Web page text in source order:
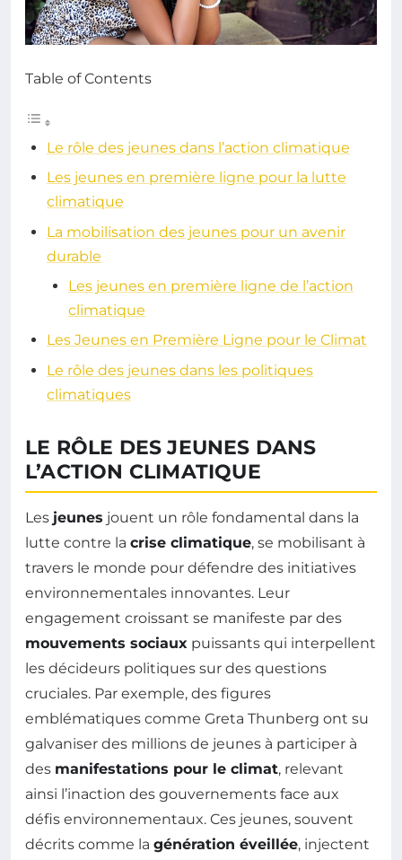
Table of Contents
Le rôle des jeunes dans l’action climatique
Les jeunes en première ligne pour la lutte
climatique
La mobilisation des jeunes pour un avenir
durable
Les jeunes en première ligne de l’action
climatique
Les Jeunes en Première Ligne pour le Climat
Le rôle des jeunes dans les politiques
climatiques
LE RÔLE DES JEUNES DANS
L’ACTION CLIMATIQUE
Les jeunes jouent un rôle fondamental dans la
lutte contre la crise climatique, se mobilisant à
travers le monde pour défendre des initiatives
environnementales innovantes. Leur
engagement croissant se manifeste par des
mouvements sociaux puissants qui interpellent
les décideurs politiques sur des questions
cruciales. Par exemple, des figures
emblématiques comme Greta Thunberg ont su
galvaniser des millions de jeunes à participer à
des manifestations pour le climat, relevant
ainsi l’inaction des gouvernements face aux
défis environnementaux. Ces jeunes, souvent
décrits comme la génération éveillée, injectent